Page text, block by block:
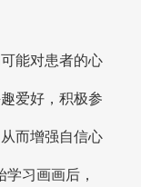
能对患者的心
爱好，积极参
而增强自信心
习画画后，